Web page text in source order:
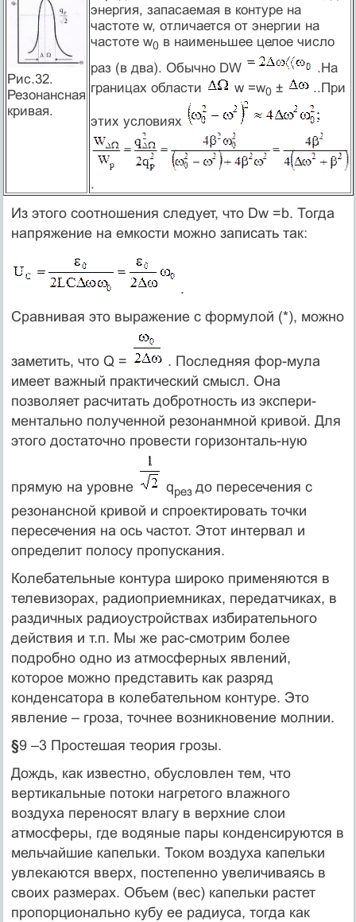
Рис.32.
Резонансная
кривая.
энергия, запасаемая в контуре на
частоте w, отличается от энергии на
частоте w0в наименьшее целое число
раз (в два). Обычно DW
.На
границах области
w =w0± ..При
этих условиях
.
Из этого соотношения следует, что Dw =b. Тогда
напряжение на емкости можно записать так:
.
Сравнивая это выражение с формулой (*), можно
заметить, что Q =
. Последняя фор-мула
имеет важный практический смысл. Она
позволяет расчитать добротность из экспери-
ментально полученной резонанмной кривой. Для
этого достаточно провести горизонталь-ную
прямую на уровне qрез до пересечения с
резонансной кривой и спроектировать точки
пересечения на ось частот. Этот интервал и
определит полосу пропускания.
Колебательные контура широко применяются в
телевизорах, радиоприемниках, передатчиках, в
раздичных радиоустройствах избирательного
действия и т.п. Мы же рас-смотрим более
подробно одно из атмосферных явлений,
которое можно представить как разряд
конденсатора в колебательном контуре. Это
явление – гроза, точнее возникновение молнии.
§9 –3 Простешая теория грозы.
Дождь, как известно, обусловлен тем, что
вертикальные потоки нагретого влажного
воздуха переносят влагу в верхние слои
атмосферы, где водяные пары конденсируются в
мельчайшие капельки. Током воздуха капельки
увлекаются вверх, постепенно увеличиваясь в
своих размерах. Объем (вес) капельки растет
пропорционально кубу ее радиуса, тогда как